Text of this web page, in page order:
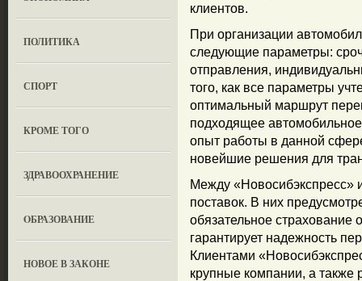
ПОЛИТИКА
СПОРТ
КРОМЕ ТОГО
ЗДРАВООХРАНЕНИЕ
OБРАЗОВАНИЕ
НОВОЕ В ЗАКОНЕ
клиентов.
При организации
следующие параметры:
отправления,
того, как все параметры
оптимальный маршрут
подходящее
опыт работы в данной
новейшие решения для
Между «Новосибэкспресс»
поставок. В них
обязательное страхование
гарантирует надежность
Клиентами
крупные компании, а также